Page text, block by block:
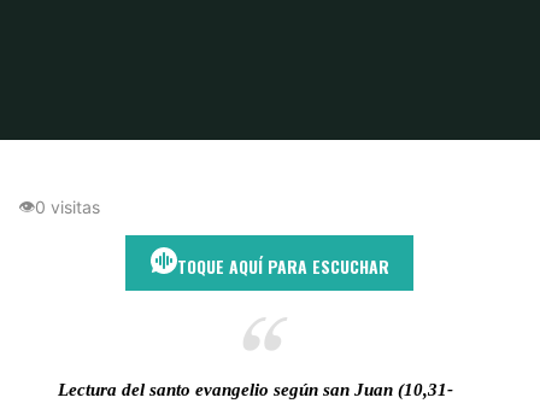
👁0 visitas
TOQUE AQUÍ PARA ESCUCHAR
Lectura del santo evangelio según san Juan (10,31-